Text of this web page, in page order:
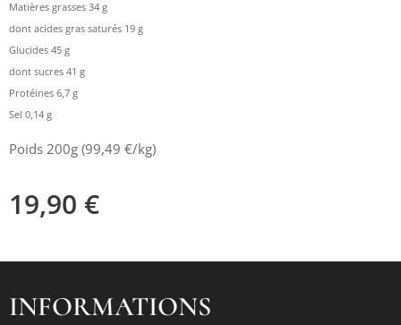
Matières grasses 34 g
dont acides gras saturés 19 g
Glucides 45 g
dont sucres 41 g
Protéines 6,7 g
Sel 0,14 g
Poids 200g (99,49 €/kg)
19,90 €
INFORMATIONS